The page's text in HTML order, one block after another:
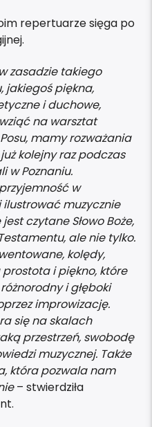
repertuarze sięga po
zasadzie takiego
jakiegoś piękna,
i duchowe,
na warsztat
mamy rozważania
kolejny raz podczas
w Poznaniu.
w
muzycznie
czytane Słowo Boże,
ale nie tylko.
kolędy,
i piękno, które
i głęboki
improwizację.
się na skalach
przestrzeń, swobodę
muzycznej. Także
która pozwala nam
– stwierdziła